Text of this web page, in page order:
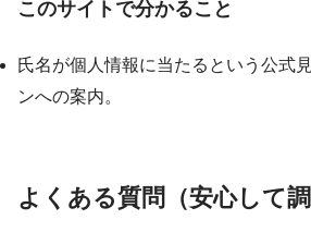
このサイトで分かること
氏名が個人情報に当たるという公式
ンへの案内。
よくある質問（安心して